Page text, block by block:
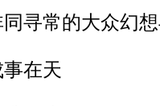
寻常的大众幻
在天